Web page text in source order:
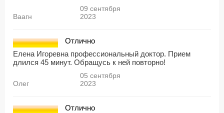
Ваагн
09 сентября
2023
Отлично
Елена Игоревна профессиональный доктор. Прием
длился 45 минут. Обращусь к ней повторно!
Олег
05 сентября
2023
Отлично